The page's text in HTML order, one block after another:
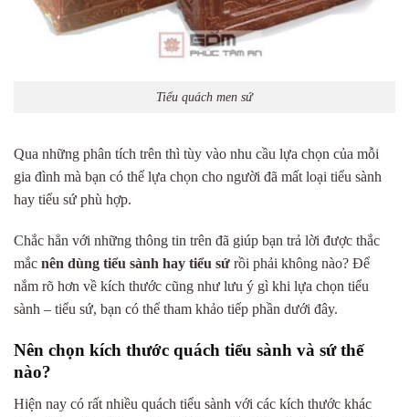
Tiểu quách men sứ
Qua những phân tích trên thì tùy vào nhu cầu lựa chọn của mỗi
gia đình mà bạn có thể lựa chọn cho người đã mất loại tiểu sành
hay tiểu sứ phù hợp.
Chắc hẳn với những thông tin trên đã giúp bạn trả lời được thắc
mắc nên dùng tiểu sành hay tiểu sứ rồi phải không nào? Để
nắm rõ hơn về kích thước cũng như lưu ý gì khi lựa chọn tiểu
sành – tiểu sứ, bạn có thể tham khảo tiếp phần dưới đây.
Nên chọn kích thước quách tiểu sành và sứ thế
nào?
Hiện nay có rất nhiều quách tiểu sành với các kích thước khác